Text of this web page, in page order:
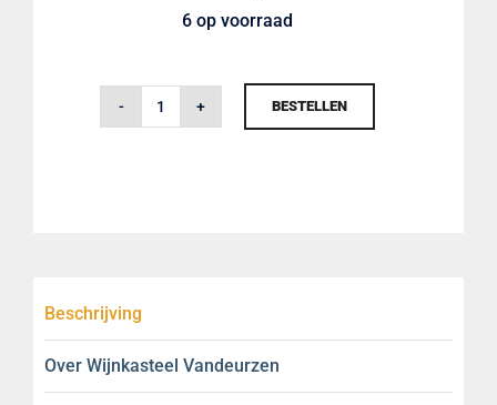
6 op voorraad
Chardonnay
BESTELLEN
Beschrijving
Over Wijnkasteel Vandeurzen